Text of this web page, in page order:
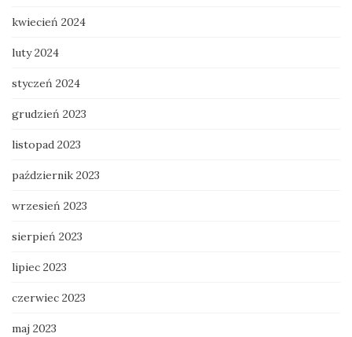
kwiecień 2024
luty 2024
styczeń 2024
grudzień 2023
listopad 2023
październik 2023
wrzesień 2023
sierpień 2023
lipiec 2023
czerwiec 2023
maj 2023